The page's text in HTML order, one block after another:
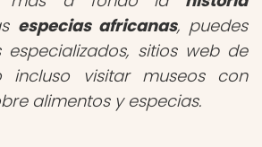
especias africanas, puedes
especializados, sitios web de
incluso visitar museos con
alimentos y especias.